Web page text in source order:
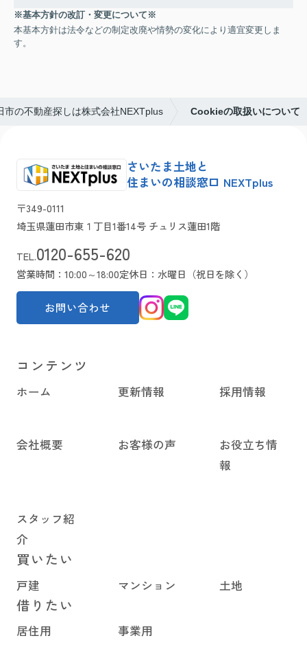
※基本方針の改訂・変更について※
本基本方針は法令などの制定改廃や情勢の変化により適宜変更しま
す。
市の不動産探しは株式会社NEXTplus Cookieの取扱いについて
さいたま土地と
住まいの相談窓口 NEXTplus
〒349-0111
埼玉県蓮田市東１丁目1番14号 チュリス蓮田1階
TEL.0120-655-620
営業時間：10:00～18:00定休日：水曜日（祝日を除く）
お問い合わせ
コンテンツ
ホーム 更新情報 採用情報
会社概要 お客様の声
お役立ち情
報
スタッフ紹
介
買いたい
戸建 マンション 土地
借りたい
居住用 事業用